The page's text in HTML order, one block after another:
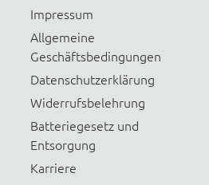
Impressum
Allgemeine
Geschäftsbedingungen
Datenschutzerklärung
Widerrufsbelehrung
Batteriegesetz und
Entsorgung
Karriere